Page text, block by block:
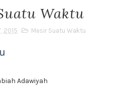
Waktu
2015 Mesir Suatu Waktu
Adawiyah